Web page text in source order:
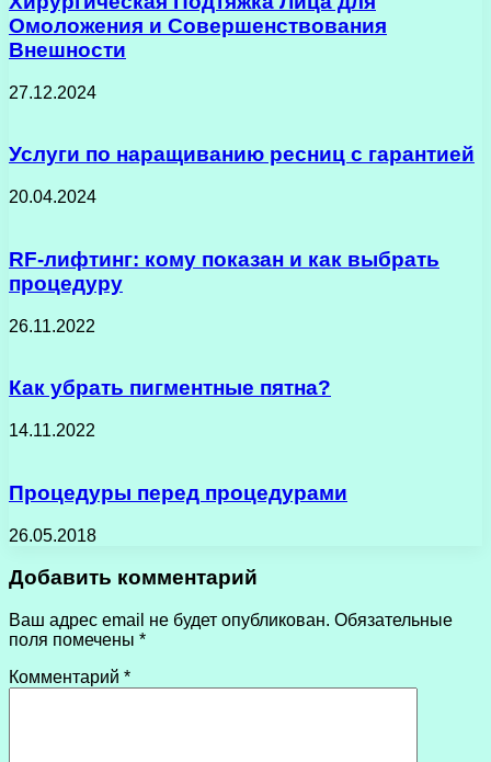
Омоложения и Совершенствования
Внешности
27.12.2024
Услуги по наращиванию ресниц с гарантией
20.04.2024
RF-лифтинг: кому показан и как выбрать
процедуру
26.11.2022
Как убрать пигментные пятна?
14.11.2022
Процедуры перед процедурами
26.05.2018
Добавить комментарий
Ваш адрес email не будет опубликован. Обязательные
поля помечены *
Комментарий *